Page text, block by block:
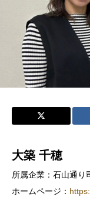
大築 千穂
所属企業：石山通り
ホームページ：